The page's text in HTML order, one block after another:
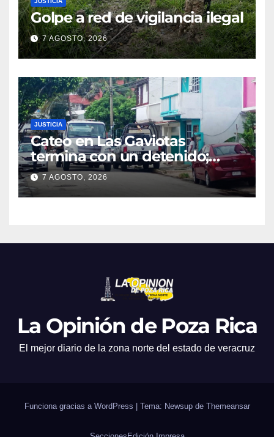
Golpe a red de vigilancia ilegal
7 AGOSTO, 2026
JUSTICIA
Cateo en Las Gaviotas
termina con un detenido;
aseguran armas, presunta
droga y un automóvil
7 AGOSTO, 2026
La Opinión de Poza Rica
El mejor diario de la zona norte del estado de veracruz
Funciona gracias a WordPress Tema: Newsup de Themeansar